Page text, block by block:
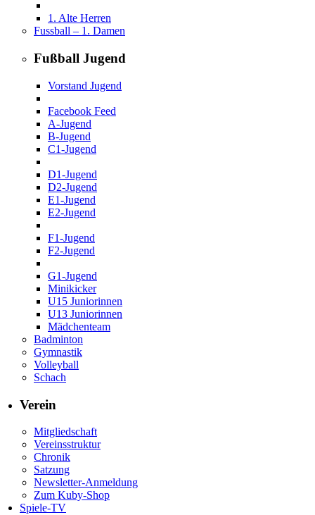
1. Alte Herren
Fussball – 1. Damen
Fußball Jugend
Vorstand Jugend
Facebook Feed
A-Jugend
B-Jugend
C1-Jugend
D1-Jugend
D2-Jugend
E1-Jugend
E2-Jugend
F1-Jugend
F2-Jugend
G1-Jugend
Minikicker
U15 Juniorinnen
U13 Juniorinnen
Mädchenteam
Badminton
Gymnastik
Volleyball
Schach
Verein
Mitgliedschaft
Vereinsstruktur
Chronik
Satzung
Newsletter-Anmeldung
Zum Kuby-Shop
Spiele-TV